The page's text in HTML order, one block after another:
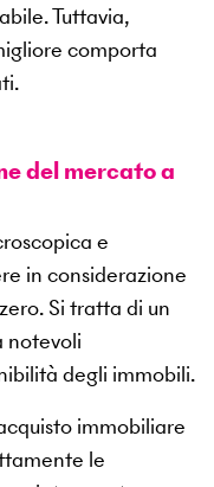
Tuttavia,
comporta
del mercato a
e
in considerazione
Si tratta di un
notevoli
degli immobili.
immobiliare
le